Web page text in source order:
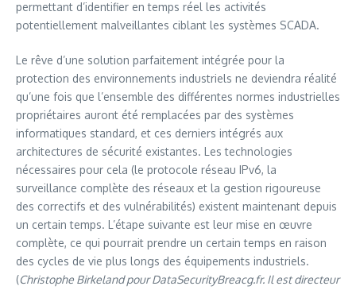
permettant d’identifier en temps réel les activités
potentiellement malveillantes ciblant les systèmes SCADA.
Le rêve d’une solution parfaitement intégrée pour la
protection des environnements industriels ne deviendra réalité
qu’une fois que l’ensemble des différentes normes industrielles
propriétaires auront été remplacées par des systèmes
informatiques standard, et ces derniers intégrés aux
architectures de sécurité existantes. Les technologies
nécessaires pour cela (le protocole réseau IPv6, la
surveillance complète des réseaux et la gestion rigoureuse
des correctifs et des vulnérabilités) existent maintenant depuis
un certain temps. L’étape suivante est leur mise en œuvre
complète, ce qui pourrait prendre un certain temps en raison
des cycles de vie plus longs des équipements industriels.
(Christophe Birkeland pour DataSecurityBreacg.fr. Il est directeur